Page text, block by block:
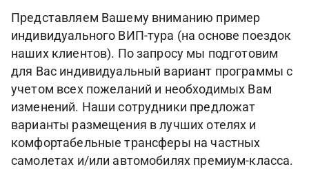
Представляем Вашему вниманию пример
индивидуального ВИП-тура (на основе поездок
наших клиентов). По запросу мы подготовим
для Вас индивидуальный вариант программы с
учетом всех пожеланий и необходимых Вам
изменений. Наши сотрудники предложат
варианты размещения в лучших отелях и
комфортабельные трансферы на частных
самолетах и/или автомобилях премиум-класса.